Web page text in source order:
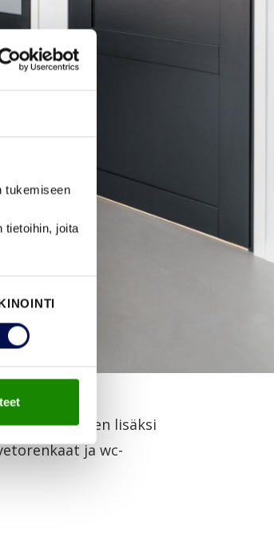
tukemiseen
tietoihin, joita
lisäksi
ja wc-